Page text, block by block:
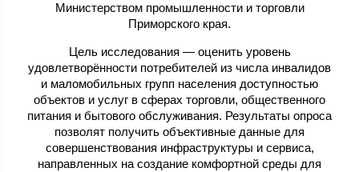
Министерством промышленности и торговли
Приморского края.
Цель исследования — оценить уровень
удовлетворённости потребителей из числа инвалидов
и маломобильных групп населения доступностью
объектов и услуг в сферах торговли, общественного
питания и бытового обслуживания. Результаты опроса
позволят получить объективные данные для
совершенствования инфраструктуры и сервиса,
направленных на создание комфортной среды для